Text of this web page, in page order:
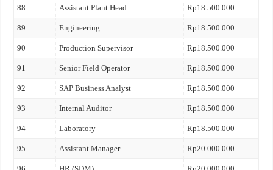
88 Assistant Plant Head Rp18.500.000
89 Engineering Rp18.500.000
90 Production Supervisor Rp18.500.000
91 Senior Field Operator Rp18.500.000
92 SAP Business Analyst Rp18.500.000
93 Internal Auditor Rp18.500.000
94 Laboratory Rp18.500.000
95 Assistant Manager Rp20.000.000